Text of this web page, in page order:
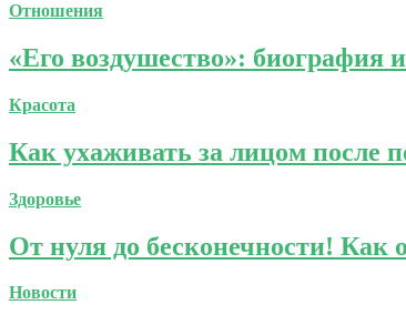
Отношения
«Его воздушество»: биография
Красота
Как ухаживать за лицом после
Здоровье
От нуля до бесконечности! Как
Новости